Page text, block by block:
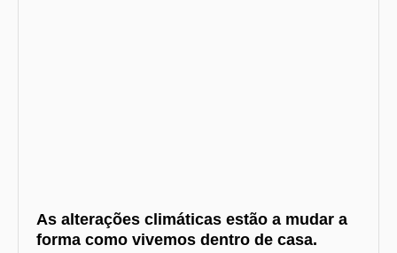
As alterações climáticas estão a mudar a
forma como vivemos dentro de casa.